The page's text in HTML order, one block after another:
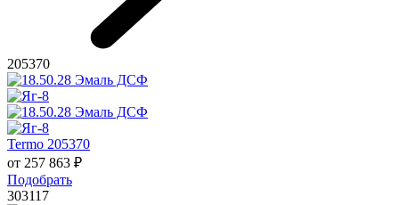
205370
Termo 205370
от 257 863 ₽
Подобрать
303117